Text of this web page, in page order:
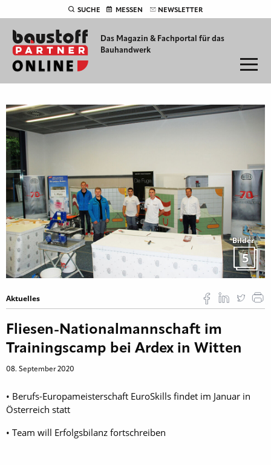
SUCHE MESSEN NEWSLETTER
Das Magazin & Fachportal für das
Bauhandwerk
Bilder
5
Aktuelles
Fliesen-Nationalmannschaft im
Trainingscamp bei Ardex in Witten
08. September 2020
• Berufs-Europameisterschaft EuroSkills findet im Januar in
Österreich statt
• Team will Erfolgsbilanz fortschreiben